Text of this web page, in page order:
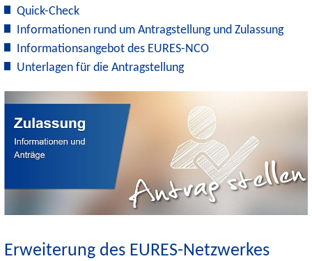
Quick-Check
Informationen rund um Antragstellung und Zulassung
Informationsangebot des EURES-NCO
Unterlagen für die Antragstellung
Erweiterung des EURES-Netzwerkes